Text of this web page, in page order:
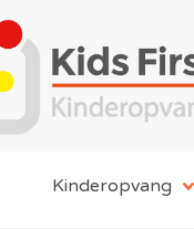
Kinderopvang